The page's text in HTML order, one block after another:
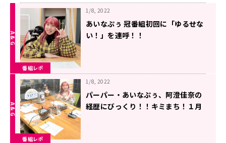
番組レポ
1/8, 2022
あいなぷぅ 冠番組初回に「ゆるせな
い！」を連呼！！
番組レポ
1/8, 2022
パーパー・あいなぷぅ、阿澄佳奈の
経歴にびっくり！！キミまち！１月